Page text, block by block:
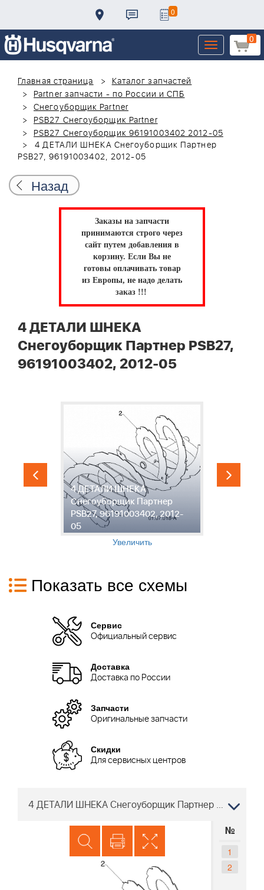
0
0
Toggle
navigation
Главная страница
Каталог запчастей
Partner запчасти - по России и СПБ
Снегоуборщик Partner
PSB27 Снегоуборщик Partner
PSB27 Снегоуборщик 96191003402 2012-05
4 ДЕТАЛИ ШНЕКА Снегоуборщик Партнер
PSB27, 96191003402, 2012-05
Назад
Заказы на запчасти
принимаются строго через
сайт путем добавления в
корзину. Если Вы не
готовы оплачивать товар
из Европы, не надо делать
заказ !!!
4 ДЕТАЛИ ШНЕКА
Снегоуборщик Партнер PSB27,
96191003402, 2012-05
4 ДЕТАЛИ ШНЕКА
Снегоуборщик Партнер
PSB27, 96191003402, 2012-
05
Увеличить
Показать все схемы
Сервис
Официальный сервис
Доставка
Доставка по России
Запчасти
Оригинальные запчасти
Скидки
Для сервисных центров
4 ДЕТАЛИ ШНЕКА Снегоуборщик Партнер PSB27, 96191003402, 2012-05
№
1
2